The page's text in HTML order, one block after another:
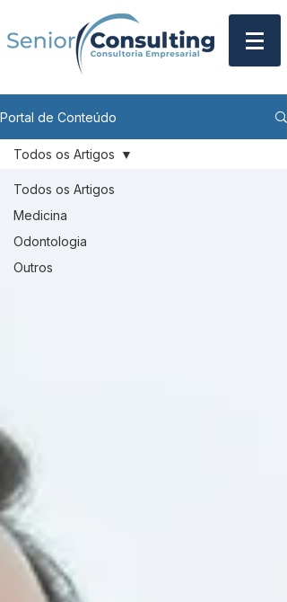
Portal de Conteúdo
Todos os Artigos
Medicina
Odontologia
Outros
Todos os Artigos